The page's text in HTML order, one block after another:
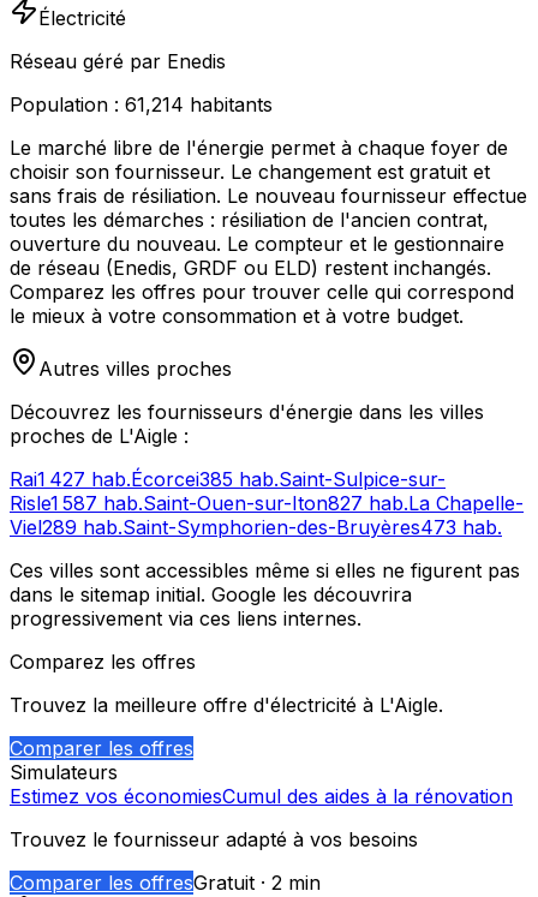
Électricité
Réseau géré par Enedis
Population : 61,214 habitants
Le marché libre de l'énergie permet à chaque foyer de
choisir son fournisseur. Le changement est gratuit et
sans frais de résiliation. Le nouveau fournisseur effectue
toutes les démarches : résiliation de l'ancien contrat,
ouverture du nouveau. Le compteur et le gestionnaire
de réseau (Enedis, GRDF ou ELD) restent inchangés.
Comparez les offres pour trouver celle qui correspond
le mieux à votre consommation et à votre budget.
Autres villes proches
Découvrez les fournisseurs d'énergie dans les villes
proches de L'Aigle :
Rai1 427 hab.Écorcei385 hab.Saint-Sulpice-sur-
Risle1 587 hab.Saint-Ouen-sur-Iton827 hab.La Chapelle-
Viel289 hab.Saint-Symphorien-des-Bruyères473 hab.
Ces villes sont accessibles même si elles ne figurent pas
dans le sitemap initial. Google les découvrira
progressivement via ces liens internes.
Comparez les offres
Trouvez la meilleure offre d'électricité à L'Aigle.
Comparer les offres
Simulateurs
Estimez vos économiesCumul des aides à la rénovation
Trouvez le fournisseur adapté à vos besoins
Comparer les offresGratuit · 2 min